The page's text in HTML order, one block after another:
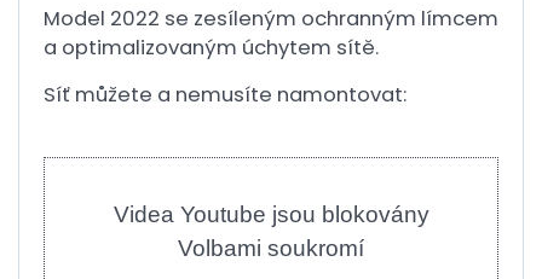
Model 2022 se zesíleným ochranným límcem
a optimalizovaným úchytem sítě.
Síť můžete a nemusíte namontovat:
Videa Youtube jsou blokovány
Volbami soukromí